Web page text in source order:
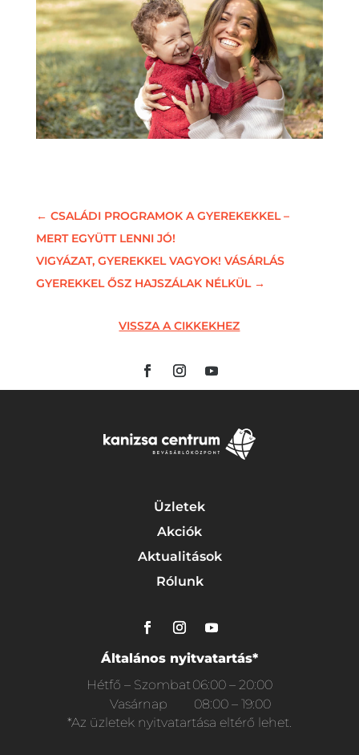
← CSALÁDI PROGRAMOK A GYEREKEKKEL –
MERT EGYÜTT LENNI JÓ!
VIGYÁZAT, GYEREKKEL VAGYOK! VÁSÁRLÁS
GYEREKKEL ŐSZ HAJSZÁLAK NÉLKÜL→
VISSZA A CIKKEKHEZ
Üzletek
Akciók
Aktualitások
Rólunk
Általános nyitvatartás*
Hétfő – Szombat06:00 – 20:00
Vasárnap
08:00 – 19:00
*Az üzletek nyitvatartása eltérő lehet.